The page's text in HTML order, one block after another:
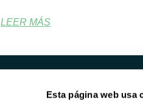
Esta página web usa
LEER MÁS